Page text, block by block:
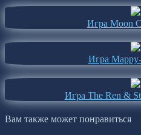
Игра Moon
Игра
Игра The Ren &
Вам также может понравиться